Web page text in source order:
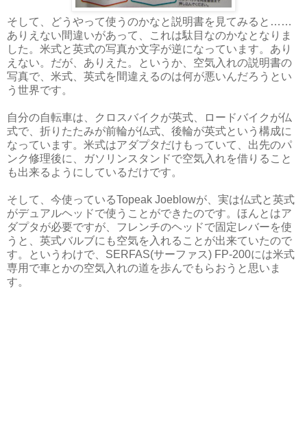
そして、どうやって使うのかなと説明書を見てみると……
ありえない間違いがあって、これは駄目なのかなとなりま
した。米式と英式の写真か文字が逆になっています。あり
えない。だが、ありえた。というか、空気入れの説明書の
写真で、米式、英式を間違えるのは何が悪いんだろうとい
う世界です。
自分の自転車は、クロスバイクが英式、ロードバイクが仏
式で、折りたたみが前輪が仏式、後輪が英式という構成に
なっています。米式はアダプタだけもっていて、出先のパ
ンク修理後に、ガソリンスタンドで空気入れを借りること
も出来るようにしているだけです。
そして、今使っているTopeak Joeblowが、実は仏式と英式
がデュアルヘッドで使うことができたのです。ほんとはア
ダプタが必要ですが、フレンチのヘッドで固定レバーを使
うと、英式バルブにも空気を入れることが出来ていたので
す。というわけで、SERFAS(サーファス) FP-200には米式
専用で車とかの空気入れの道を歩んでもらおうと思いま
す。